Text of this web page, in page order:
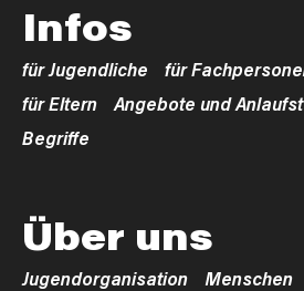
Infos
für Jugendliche
für
für Eltern
Angebote und
Begriffe
Über uns
Jugendorganisation Menschen